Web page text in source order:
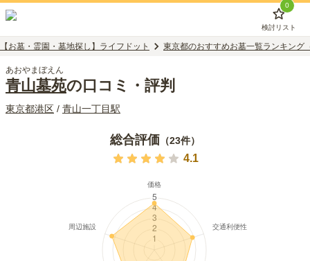
0
検討リスト
【お墓・霊園・墓地探し】ライフドット 東京都のおすすめお墓一覧ランキング
あおやまぼえん
青山墓苑の口コミ・評判
東京都港区 / 青山一丁目駅
総合評価 （23件）
4.1